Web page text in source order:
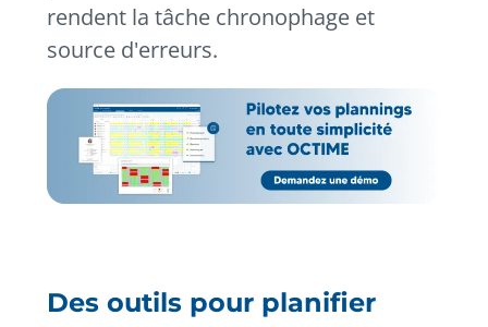
rendent la tâche chronophage et
source d'erreurs.
Des outils pour planifier